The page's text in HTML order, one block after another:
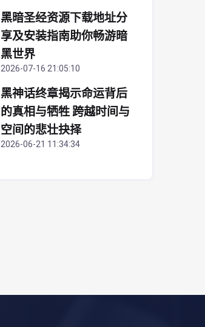
黑暗圣经资源下载地址分
享及安装指南助你畅游暗
黑世界
2026-07-16 21:05:10
黑神话终章揭示命运背后
的真相与牺牲 跨越时间与
空间的悲壮抉择
2026-06-21 11:34:34